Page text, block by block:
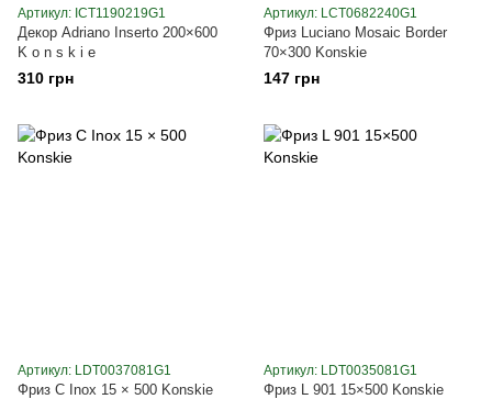
Артикул: ICT1190219G1
Декор Adriano Inserto 200×600
K o n s k i e
310 грн
Артикул: LCT0682240G1
Фриз Luciano Mosaic Border
70×300 Konskie
147 грн
Артикул: LDT0037081G1
Фриз C Inox 15 × 500 Konskie
Артикул: LDT0035081G1
Фриз L 901 15×500 Konskie